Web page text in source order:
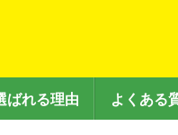
ばれる理由 よくある